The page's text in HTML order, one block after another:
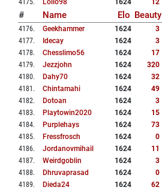
4175. Lollo98 1624 12
# Name Elo Beauty
4176. Geekhammer 1624 3
4177. Idecay 1624 3
4178. Chesslimo56 1624 17
4179. Jezzjohn 1624 320
4180. Dahy70 1624 32
4181 . Chintamahi 1624 49
4182. Dotoan 1624 3
4183. Playtowin2020 1624 15
4184. Purplehays 1624 73
4185. Fressfrosch 1624 0
4186. Jordanovmihail 1624 11
4187. Weirdgoblin 1624 3
4188. Dhruvaprasad 1624 0
4189. Dieda24 1624 62